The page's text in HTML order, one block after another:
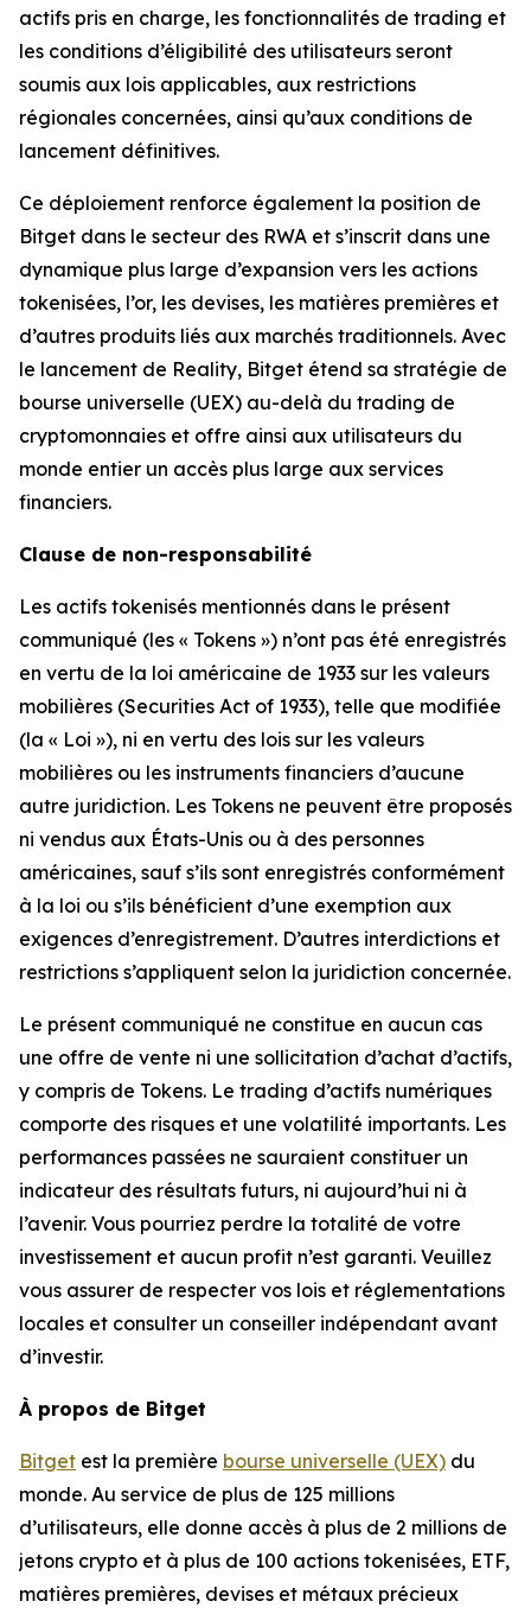
actifs pris en charge, les fonctionnalités de trading et
les conditions d’éligibilité des utilisateurs seront
soumis aux lois applicables, aux restrictions
régionales concernées, ainsi qu’aux conditions de
lancement définitives.
Ce déploiement renforce également la position de
Bitget dans le secteur des RWA et s’inscrit dans une
dynamique plus large d’expansion vers les actions
tokenisées, l’or, les devises, les matières premières et
d’autres produits liés aux marchés traditionnels. Avec
le lancement de Reality, Bitget étend sa stratégie de
bourse universelle (UEX) au-delà du trading de
cryptomonnaies et offre ainsi aux utilisateurs du
monde entier un accès plus large aux services
financiers.
Clause de non-responsabilité
Les actifs tokenisés mentionnés dans le présent
communiqué (les « Tokens ») n’ont pas été enregistrés
en vertu de la loi américaine de 1933 sur les valeurs
mobilières (Securities Act of 1933), telle que modifiée
(la « Loi »), ni en vertu des lois sur les valeurs
mobilières ou les instruments financiers d’aucune
autre juridiction. Les Tokens ne peuvent être proposés
ni vendus aux États-Unis ou à des personnes
américaines, sauf s’ils sont enregistrés conformément
à la loi ou s’ils bénéficient d’une exemption aux
exigences d’enregistrement. D’autres interdictions et
restrictions s’appliquent selon la juridiction concernée.
Le présent communiqué ne constitue en aucun cas
une offre de vente ni une sollicitation d’achat d’actifs,
y compris de Tokens. Le trading d’actifs numériques
comporte des risques et une volatilité importants. Les
performances passées ne sauraient constituer un
indicateur des résultats futurs, ni aujourd’hui ni à
l’avenir. Vous pourriez perdre la totalité de votre
investissement et aucun profit n’est garanti. Veuillez
vous assurer de respecter vos lois et réglementations
locales et consulter un conseiller indépendant avant
d’investir.
À propos de Bitget
Bitget est la première bourse universelle (UEX) du
monde. Au service de plus de 125 millions
d’utilisateurs, elle donne accès à plus de 2 millions de
jetons crypto et à plus de 100 actions tokenisées, ETF,
matières premières, devises et métaux précieux